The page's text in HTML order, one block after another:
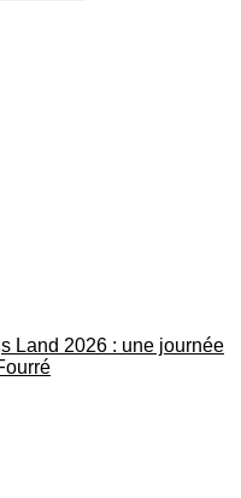
Land 2026 : une journée